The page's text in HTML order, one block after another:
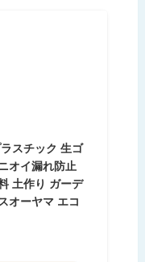
スチック 生ゴ
オイ漏れ防止
土作り ガーデ
オーヤマ エコ